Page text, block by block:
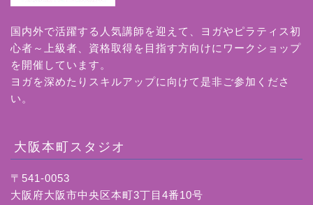
国内外で活躍する人気講師を迎えて、ヨガやピラティス初
心者～上級者、資格取得を目指す方向けにワークショップ
を開催しています。
ヨガを深めたりスキルアップに向けて是非ご参加くださ
い。
大阪本町スタジオ
〒541-0053
大阪府大阪市中央区本町3丁目4番10号